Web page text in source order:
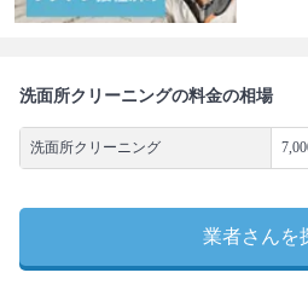
洗面所クリーニングの料金の相場
洗面所クリーニング
業者さんを